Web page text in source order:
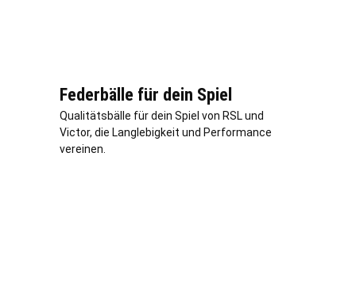
Federbälle für dein Spiel
Qualitätsbälle für dein Spiel von RSL und
Victor, die Langlebigkeit und Performance
vereinen.